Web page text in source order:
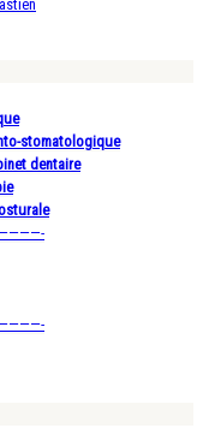
stomatologique
dentaire